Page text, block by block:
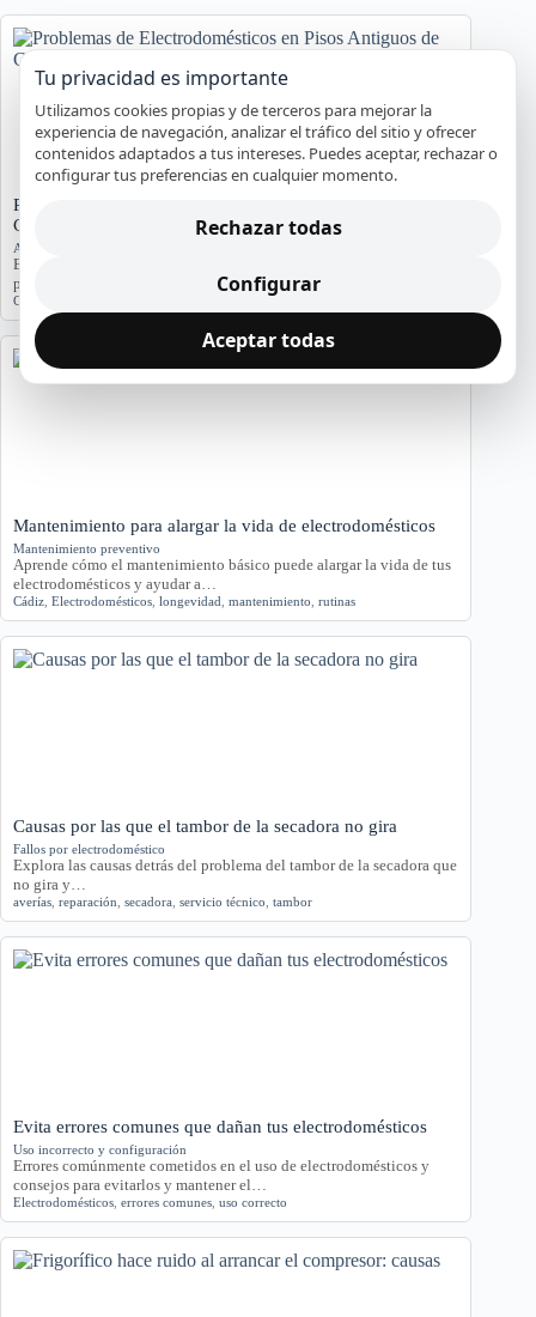
Problemas de Electrodomésticos en Pisos Antiguos de
Cádiz
Averías y orientación en Cádiz
Exploramos los problemas más comunes de electrodomésticos en
pisos antiguos de Cádiz, considerando la humedad…
Cádiz
Mantenimiento para alargar la vida de electrodomésticos
Mantenimiento preventivo
Aprende cómo el mantenimiento básico puede alargar la vida de tus
electrodomésticos y ayudar a…
Cádiz Electrodomésticos longevidad mantenimiento rutinas
Causas por las que el tambor de la secadora no gira
Fallos por electrodoméstico
Explora las causas detrás del problema del tambor de la secadora que
no gira y…
averías reparación secadora servicio técnico tambor
Evita errores comunes que dañan tus electrodomésticos
Uso incorrecto y configuración
Errores comúnmente cometidos en el uso de electrodomésticos y
consejos para evitarlos y mantener el…
Electrodomésticos errores comunes uso correcto
Tu privacidad es importante
Utilizamos cookies propias y de terceros para mejorar la
experiencia de navegación, analizar el tráfico del sitio y ofrecer
contenidos adaptados a tus intereses. Puedes aceptar, rechazar o
configurar tus preferencias en cualquier momento.
Rechazar todas
Configurar
Aceptar todas